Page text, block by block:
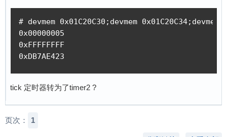
# devmem 0x01C20C30;devmem 0x01C20C34;devmem
0x00000005
0xFFFFFFFF
0xDB7AE423
tick 定时器转为了timer2 ?
页次： 1